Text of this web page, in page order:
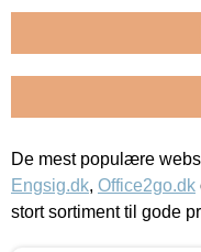
De mest populære
Engsig.dk, Office2go.dk
stort sortiment til gode